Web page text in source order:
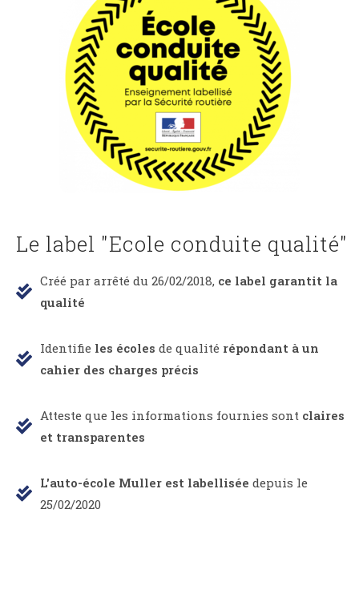
Le label "Ecole conduite qualité"
Créé par arrêté du 26/02/2018, ce label garantit la
qualité
Identifie les écoles de qualité répondant à un
cahier des charges précis
Atteste que les informations fournies sont claires
et transparentes
L'auto-école Muller est labellisée depuis le
25/02/2020